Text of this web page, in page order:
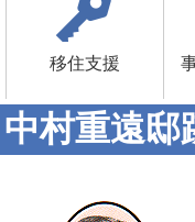
移住支援
中村重遠邸